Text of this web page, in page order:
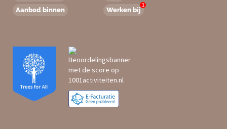
Aanbod binnen
Werken bij
1